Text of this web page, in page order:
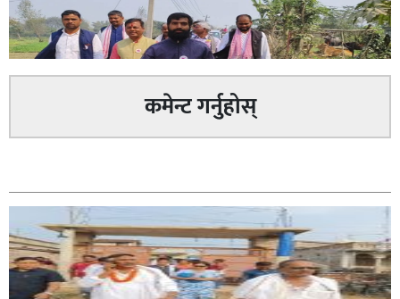
सिराहा – २ मा जनमत छापको उपस्थिति बलियो , जनता उत्साहित
सिराहा-२ मा संजय यादव भिड्ने !
कमेन्ट गर्नुहोस्